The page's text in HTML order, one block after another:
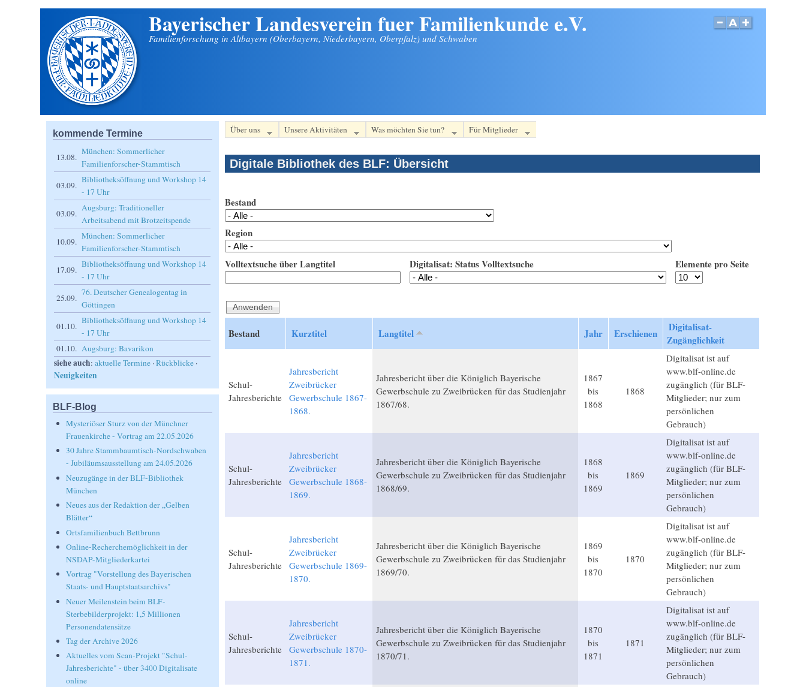
Bayerischer Landesverein fuer Familienkunde e.V.
Familienforschung in Altbayern (Oberbayern, Niederbayern, Oberpfalz) und Schwaben
Über uns Unsere Aktivitäten Was möchten Sie tun? Für Mitglieder
Digitale Bibliothek des BLF: Übersicht
Bestand
Region
Volltextsuche über Langtitel Digitalisat: Status Volltextsuche Elemente pro Seite
Bestand Kurztitel Langtitel Jahr Erschienen
Digitalisat-
Zugänglichkeit
Schul-
Jahresberichte
Jahresbericht
Zweibrücker
Gewerbschule 1867-
1868.
Jahresbericht über die Königlich Bayerische
Gewerbschule zu Zweibrücken für das Studienjahr
1867/68.
1867
bis
1868
1868
Digitalisat ist auf
www.blf-online.de
zugänglich (für BLF-
Mitglieder; nur zum
persönlichen
Gebrauch)
Schul-
Jahresberichte
Jahresbericht
Zweibrücker
Gewerbschule 1868-
1869.
Jahresbericht über die Königlich Bayerische
Gewerbschule zu Zweibrücken für das Studienjahr
1868/69.
1868
bis
1869
1869
Digitalisat ist auf
www.blf-online.de
zugänglich (für BLF-
Mitglieder; nur zum
persönlichen
Gebrauch)
Schul-
Jahresberichte
Jahresbericht
Zweibrücker
Gewerbschule 1869-
1870.
Jahresbericht über die Königlich Bayerische
Gewerbschule zu Zweibrücken für das Studienjahr
1869/70.
1869
bis
1870
1870
Digitalisat ist auf
www.blf-online.de
zugänglich (für BLF-
Mitglieder; nur zum
persönlichen
Gebrauch)
Schul-
Jahresberichte
Jahresbericht
Zweibrücker
Gewerbschule 1870-
1871.
Jahresbericht über die Königlich Bayerische
Gewerbschule zu Zweibrücken für das Studienjahr
1870/71.
1870
bis
1871
1871
Digitalisat ist auf
www.blf-online.de
zugänglich (für BLF-
Mitglieder; nur zum
persönlichen
Gebrauch)
kommende Termine
13.08.
München: Sommerlicher
Familienforscher-Stammtisch
03.09.
Bibliotheksöffnung und Workshop 14
- 17 Uhr
03.09.
Augsburg: Traditioneller
Arbeitsabend mit Brotzeitspende
10.09.
München: Sommerlicher
Familienforscher-Stammtisch
17.09.
Bibliotheksöffnung und Workshop 14
- 17 Uhr
25.09.
76. Deutscher Genealogentag in
Göttingen
01.10.
Bibliotheksöffnung und Workshop 14
- 17 Uhr
01.10. Augsburg: Bavarikon
siehe auch:aktuelle Termine ·Rückblicke ·
Neuigkeiten
BLF-Blog
Mysteriöser Sturz von der Münchner
Frauenkirche - Vortrag am 22.05.2026
30 Jahre Stammbaumtisch-Nordschwaben
- Jubiläumsausstellung am 24.05.2026
Neuzugänge in der BLF-Bibliothek
München
Neues aus der Redaktion der „Gelben
Blätter“
Ortsfamilienbuch Bettbrunn
Online-Recherchemöglichkeit in der
NSDAP-Mitgliederkartei
Vortrag "Vorstellung des Bayerischen
Staats- und Hauptstaatsarchivs"
Neuer Meilenstein beim BLF-
Sterbebilderprojekt: 1,5 Millionen
Personendatensätze
Tag der Archive 2026
Aktuelles vom Scan-Projekt "Schul-
Jahresberichte" - über 3400 Digitalisate
online